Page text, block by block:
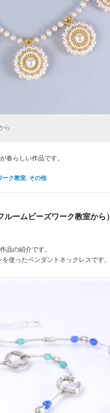
ら
春らしい作品です。
ーク教室, その他
ームビーズワーク教室から）
品の紹介です。
使ったペンダントネックレスです。